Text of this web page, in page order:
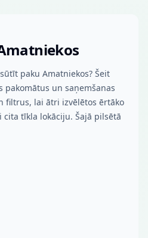
paku Amatniekos? Šeit
un saņemšanas
filtrus, lai ātri izvēlētos ērtāko
cita tīkla lokāciju. Šajā pilsētā